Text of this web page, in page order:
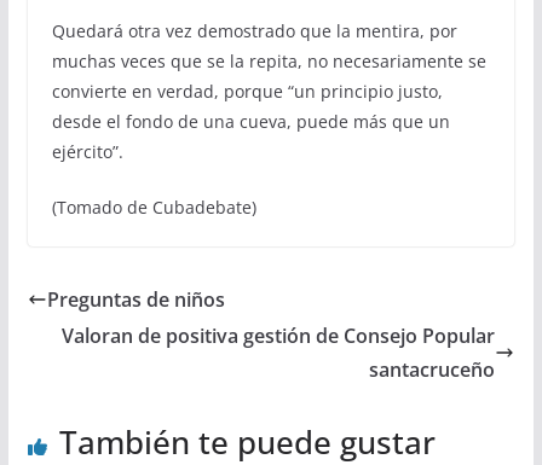
Quedará otra vez demostrado que la mentira, por
muchas veces que se la repita, no necesariamente se
convierte en verdad, porque “un principio justo,
desde el fondo de una cueva, puede más que un
ejército”.
(Tomado de Cubadebate)
Preguntas de niños
Valoran de positiva gestión de Consejo Popular
santacruceño
También te puede gustar